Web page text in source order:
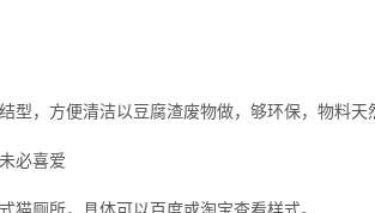
型，方便清洁以豆腐渣废物做，够环保，物料
必喜爱